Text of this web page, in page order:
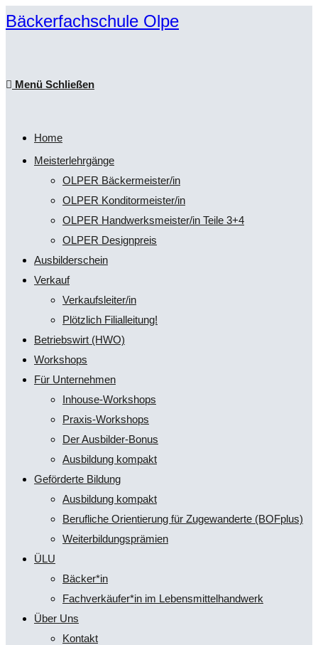
Zum
Bäckerfachschule Olpe
Menü Schließen
Home
Meisterlehrgänge
OLPER Bäckermeister/in
OLPER Konditormeister/in
OLPER Handwerksmeister/in Teile 3+4
OLPER Designpreis
Ausbilderschein
Verkauf
Verkaufsleiter/in
Plötzlich Filialleitung!
Betriebswirt (HWO)
Workshops
Für Unternehmen
Inhouse-Workshops
Praxis-Workshops
Der Ausbilder-Bonus
Ausbildung kompakt
Geförderte Bildung
Ausbildung kompakt
Berufliche Orientierung für Zugewanderte (BOFplus)
Weiterbildungsprämien
ÜLU
Bäcker*in
Fachverkäufer*in im Lebensmittelhandwerk
Über Uns
Kontakt